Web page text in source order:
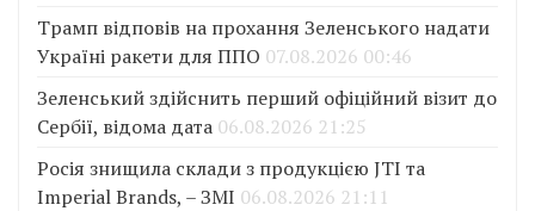
Трамп відповів на прохання Зеленського надати
Україні ракети для ППО 07.08.2026 00:46
Зеленський здійснить перший офіційний візит до
Сербії, відома дата 06.08.2026 21:25
Росія знищила склади з продукцією JTI та
Imperial Brands, – ЗМІ 06.08.2026 21:11